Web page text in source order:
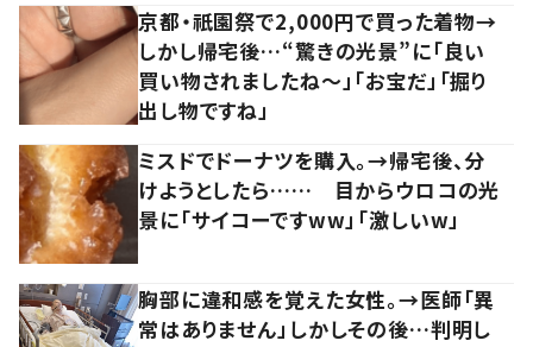
京都・祇園祭で2,000円で買った着物→
しかし帰宅後…“驚きの光景”に「良い
買い物されましたね～」「お宝だ」「掘り
出し物ですね」
ミスドでドーナツを購入。→帰宅後、分
けようとしたら…… 目からウロコの光
景に「サイコーですww」「激しいw」
胸部に違和感を覚えた女性。→医師「異
常はありません」しかしその後…判明し